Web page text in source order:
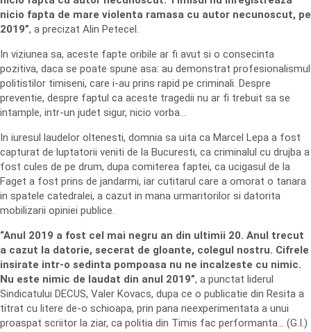
nicio fapta de mare violenta ramasa cu autor necunoscut, pe
2019”, a precizat Alin Petecel.
In viziunea sa, aceste fapte oribile ar fi avut si o consecinta
pozitiva, daca se poate spune asa: au demonstrat profesionalismul
politistilor timiseni, care i-au prins rapid pe criminali. Despre
preventie, despre faptul ca aceste tragedii nu ar fi trebuit sa se
intample, intr-un judet sigur, nicio vorba…
In iuresul laudelor oltenesti, domnia sa uita ca Marcel Lepa a fost
capturat de luptatorii veniti de la Bucuresti, ca criminalul cu drujba a
fost cules de pe drum, dupa comiterea faptei, ca ucigasul de la
Faget a fost prins de jandarmi, iar cutitarul care a omorat o tanara
in spatele catedralei, a cazut in mana urmaritorilor si datorita
mobilizarii opiniei publice.
“Anul 2019 a fost cel mai negru an din ultimii 20. Anul trecut
a cazut la datorie, secerat de gloante, colegul nostru. Cifrele
insirate intr-o sedinta pompoasa nu ne incalzeste cu nimic.
Nu este nimic de laudat din anul 2019”, a punctat liderul
Sindicatului DECUS, Valer Kovacs, dupa ce o publicatie din Resita a
titrat cu litere de-o schioapa, prin pana neexperimentata a unui
proaspat scriitor la ziar, ca politia din Timis fac performanta… (G.I.)